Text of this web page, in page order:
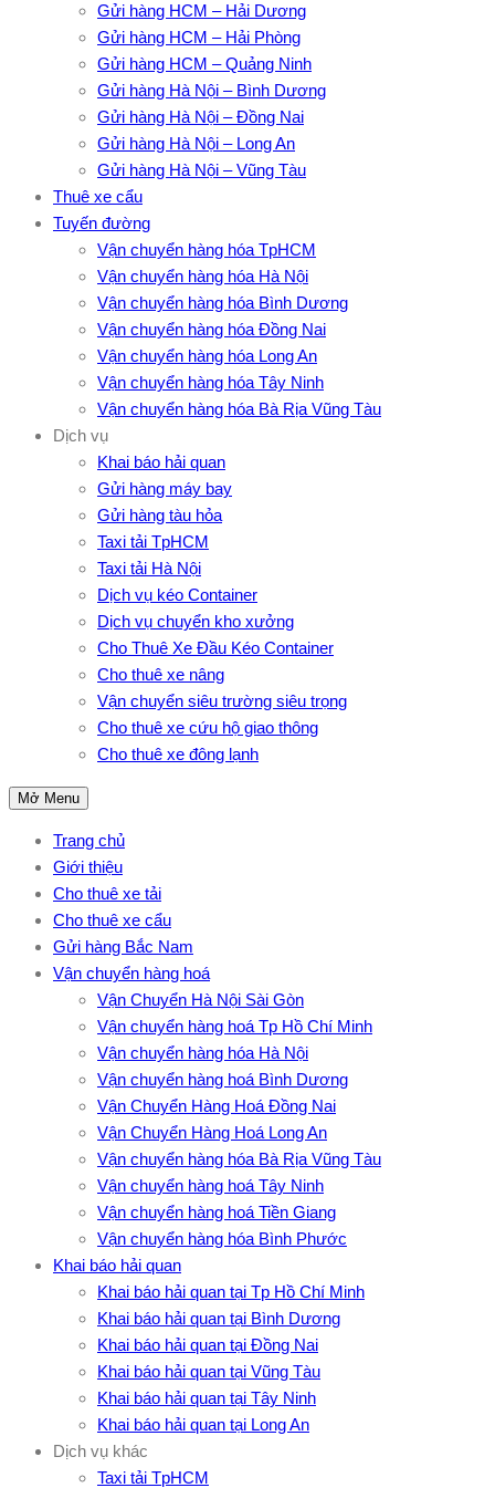
Gửi hàng HCM – Hải Dương
Gửi hàng HCM – Hải Phòng
Gửi hàng HCM – Quảng Ninh
Gửi hàng Hà Nội – Bình Dương
Gửi hàng Hà Nội – Đồng Nai
Gửi hàng Hà Nội – Long An
Gửi hàng Hà Nội – Vũng Tàu
Thuê xe cẩu
Tuyến đường
Vận chuyển hàng hóa TpHCM
Vận chuyển hàng hóa Hà Nội
Vận chuyển hàng hóa Bình Dương
Vận chuyển hàng hóa Đồng Nai
Vận chuyển hàng hóa Long An
Vận chuyển hàng hóa Tây Ninh
Vận chuyển hàng hóa Bà Rịa Vũng Tàu
Dịch vụ
Khai báo hải quan
Gửi hàng máy bay
Gửi hàng tàu hỏa
Taxi tải TpHCM
Taxi tải Hà Nội
Dịch vụ kéo Container
Dịch vụ chuyển kho xưởng
Cho Thuê Xe Đầu Kéo Container
Cho thuê xe nâng
Vận chuyển siêu trường siêu trọng
Cho thuê xe cứu hộ giao thông
Cho thuê xe đông lạnh
Mở Menu
Trang chủ
Giới thiệu
Cho thuê xe tải
Cho thuê xe cẩu
Gửi hàng Bắc Nam
Vận chuyển hàng hoá
Vận Chuyển Hà Nội Sài Gòn
Vận chuyển hàng hoá Tp Hồ Chí Minh
Vận chuyển hàng hóa Hà Nội
Vận chuyển hàng hoá Bình Dương
Vận Chuyển Hàng Hoá Đồng Nai
Vận Chuyển Hàng Hoá Long An
Vận chuyển hàng hóa Bà Rịa Vũng Tàu
Vận chuyển hàng hoá Tây Ninh
Vận chuyển hàng hoá Tiền Giang
Vận chuyển hàng hóa Bình Phước
Khai báo hải quan
Khai báo hải quan tại Tp Hồ Chí Minh
Khai báo hải quan tại Bình Dương
Khai báo hải quan tại Đồng Nai
Khai báo hải quan tại Vũng Tàu
Khai báo hải quan tại Tây Ninh
Khai báo hải quan tại Long An
Dịch vụ khác
Taxi tải TpHCM